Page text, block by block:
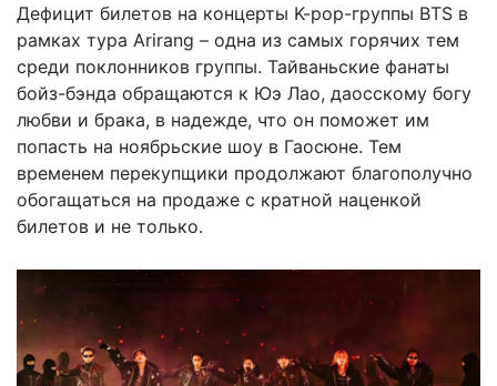
Дефицит билетов на концерты K-pop-группы BTS в
рамках тура Arirang – одна из самых горячих тем
среди поклонников группы. Тайваньские фанаты
бойз-бэнда обращаются к Юэ Лао, даосскому богу
любви и брака, в надежде, что он поможет им
попасть на ноябрьские шоу в Гаосюне. Тем
временем перекупщики продолжают благополучно
обогащаться на продаже с кратной наценкой
билетов и не только.